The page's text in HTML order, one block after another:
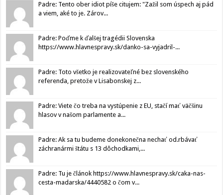
Padre: Tento ober idiot píše citujem: "Zažil som úspech aj pád
a viem, aké to je. Zárov...
Padre: Poďme k ďalšej tragédii Slovenska
https://www.hlavnespravy.sk/danko-sa-vyjadril-...
Padre: Toto všetko je realizovateľné bez slovenského
referenda, pretože v Lisabonskej z...
Padre: Viete čo treba na vystúpenie z EU, stačí mať väčšinu
hlasov v našom parlamente a...
Padre: Ak sa tu budeme donekonečna nechať od.rbávať
záchranármi štátu s 13 dôchodkami,...
Padre: Tu je článok https://www.hlavnespravy.sk/caka-nas-
cesta-madarska/4440582 o čom v...